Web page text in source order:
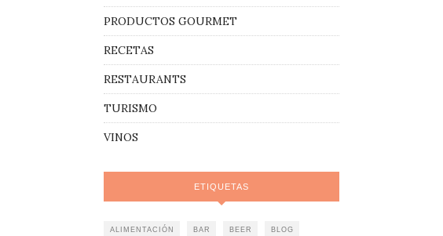
PRODUCTOS GOURMET
RECETAS
RESTAURANTS
TURISMO
VINOS
ETIQUETAS
ALIMENTACIÓN BAR BEER BLOG